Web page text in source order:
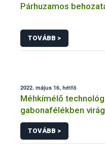
Párhuzamos
TOVÁBB >
2022. május 16, hétfő
Méhkímélő
gabonafélékben
TOVÁBB >